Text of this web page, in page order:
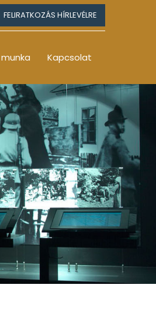
FELIRATKOZÁS HÍRLEVÉLRE
Kapcsolat